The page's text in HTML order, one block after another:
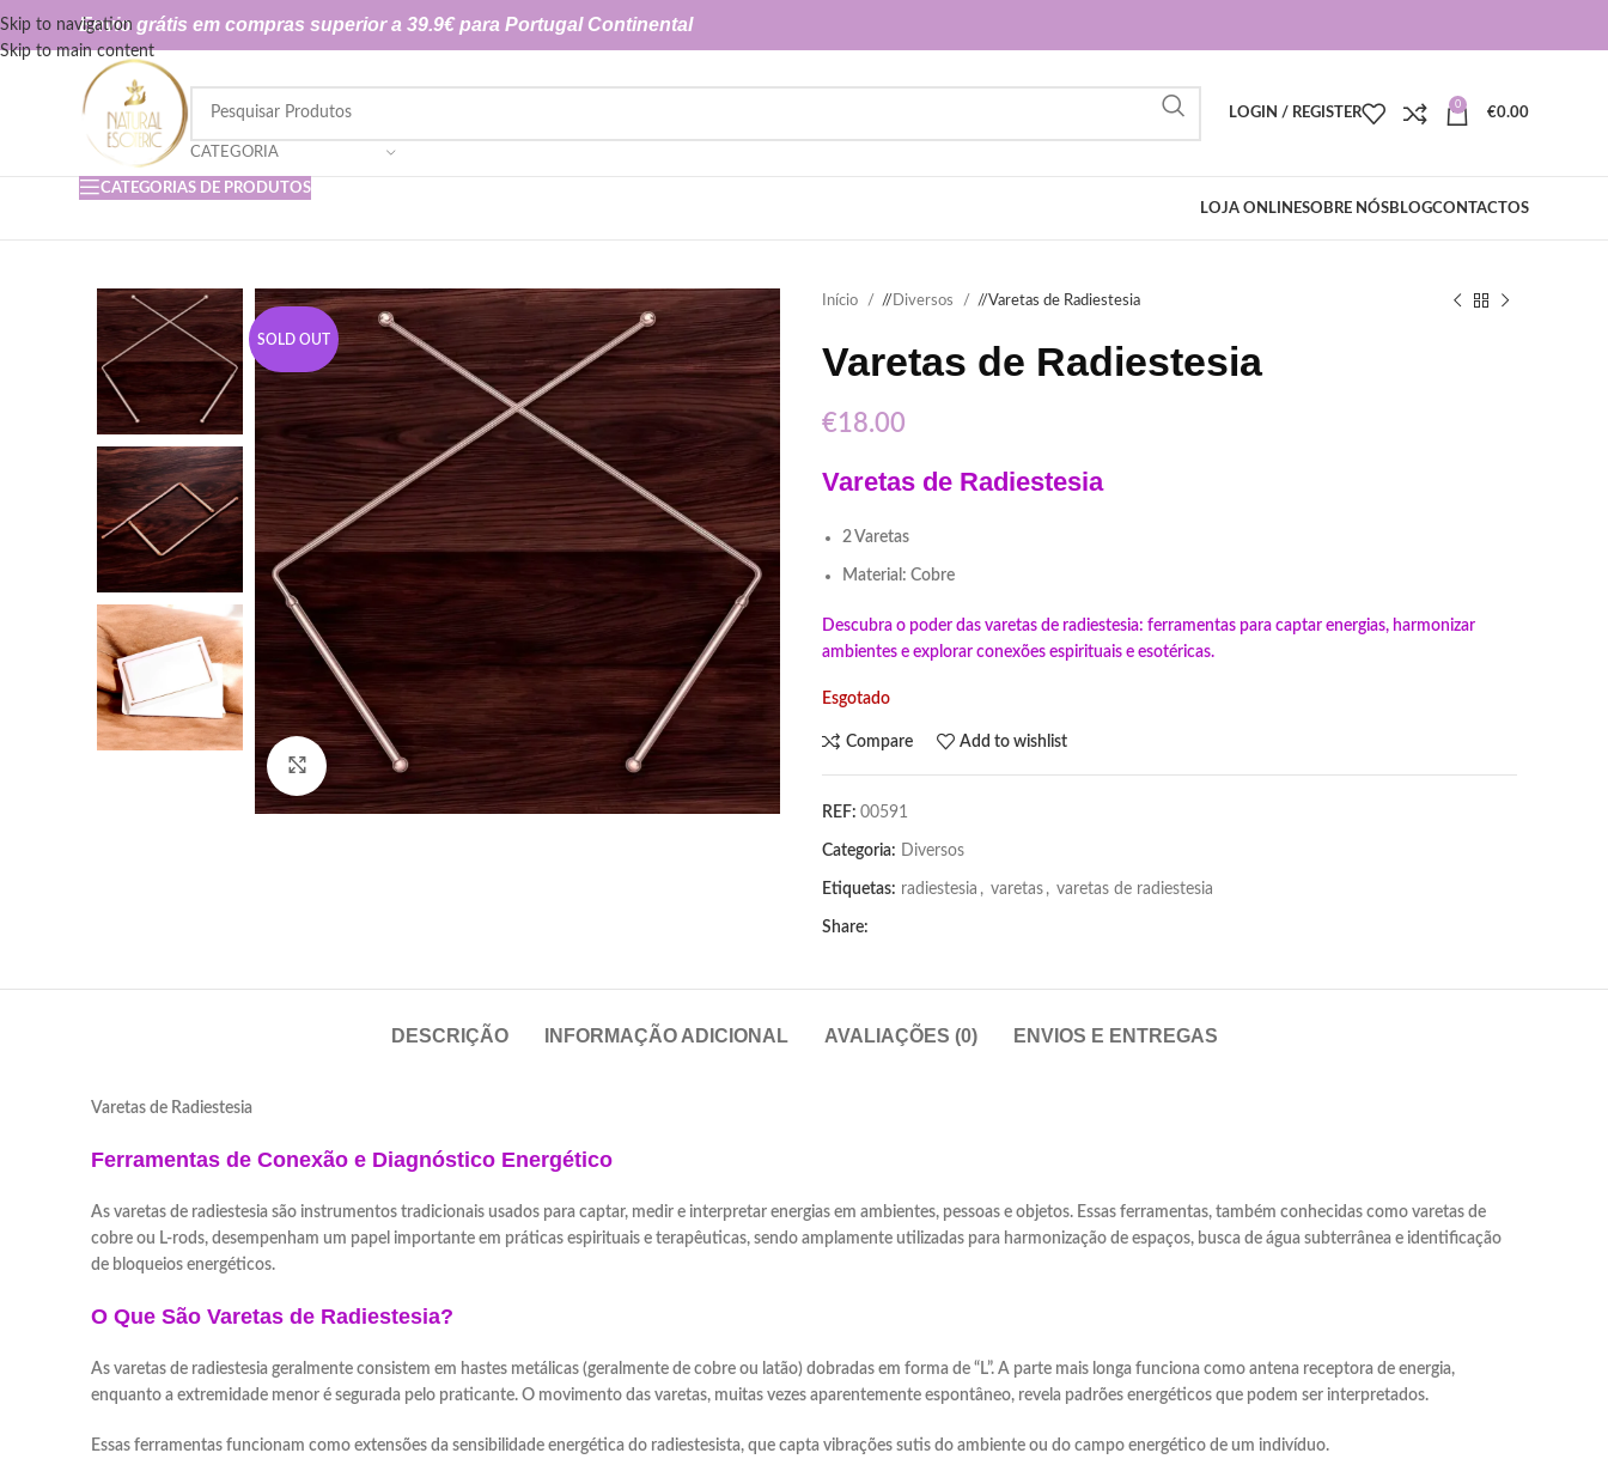
Skip to navigation
Skip to main content
Envio grátis em compras superior a 39.9€ para Portugal Continental
CATEGORIA
LOGIN / REGISTER
0
€0.00
CATEGORIAS DE PRODUTOS
LOJA ONLINESOBRE NÓSBLOGCONTACTOS
SOLD OUT
Click to enlarge
Início / Diversos / Varetas de Radiestesia
Varetas de Radiestesia
€18.00
Varetas deRadiestesia
2 Varetas
Material: Cobre
Descubra o poder das varetas de radiestesia: ferramentas para captar energias, harmonizar
ambientes e explorar conexões espirituais e esotéricas.
Esgotado
Compare Add to wishlist
REF: 00591
Categoria: Diversos
Etiquetas: radiestesia , varetas , varetas de radiestesia
Share:
DESCRIÇÃO INFORMAÇÃO ADICIONAL AVALIAÇÕES (0) ENVIOS E ENTREGAS
Varetas de Radiestesia
Ferramentas de Conexão e Diagnóstico Energético
As varetas de radiestesia são instrumentos tradicionais usados para captar, medir e interpretar energias em ambientes, pessoas e objetos. Essas ferramentas, também conhecidas como varetas de
cobre ou L-rods, desempenham um papel importante em práticas espirituais e terapêuticas, sendo amplamente utilizadas para harmonização de espaços, busca de água subterrânea e identificação
de bloqueios energéticos.
O Que São Varetas de Radiestesia?
As varetas de radiestesia geralmente consistem em hastes metálicas (geralmente de cobre ou latão) dobradas em forma de “L”. A parte mais longa funciona como antena receptora de energia,
enquanto a extremidade menor é segurada pelo praticante. O movimento das varetas, muitas vezes aparentemente espontâneo, revela padrões energéticos que podem ser interpretados.
Essas ferramentas funcionam como extensões da sensibilidade energética do radiestesista, que capta vibrações sutis do ambiente ou do campo energético de um indivíduo.